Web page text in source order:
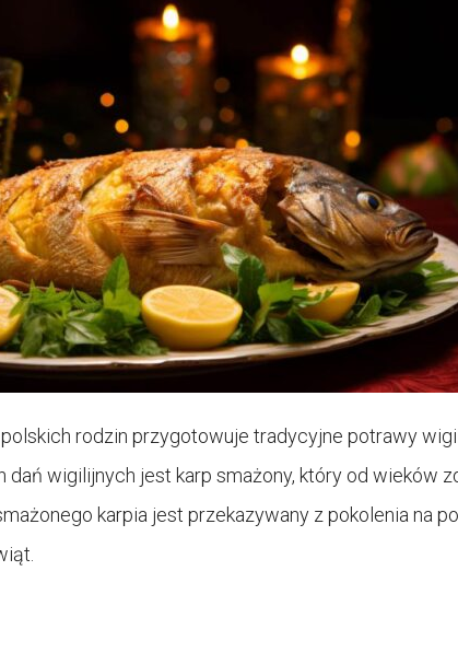
rodzin przygotowuje tradycyjne potrawy
wigilijnych jest karp smażony, który od wieków
karpia jest przekazywany z pokolenia na